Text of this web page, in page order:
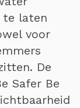
te laten
voor
De
Safer Be